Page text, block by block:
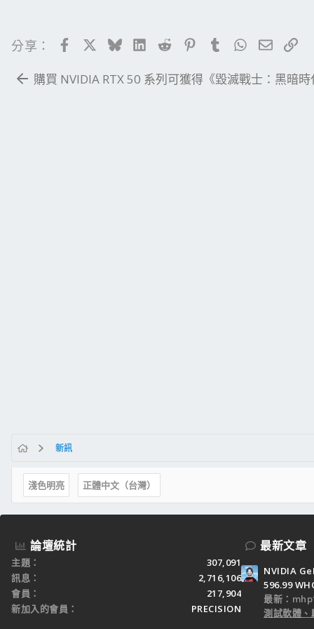
分享： FacebookBlueskyLinkedIn
RedditPinterestTumblrWhatsApp
電子郵件
連結
購買 NVIDIA RTX 50 系列可獲得《毀滅戰士：黑暗時
新訊
淺色明亮 正體中文（台灣）
論壇統計
主題
307,091
訊息
2,716,106
會員
217,904
新加入的會員
PRECISION
最新文章
NVIDIA
596.99
最新：
測試軟體、